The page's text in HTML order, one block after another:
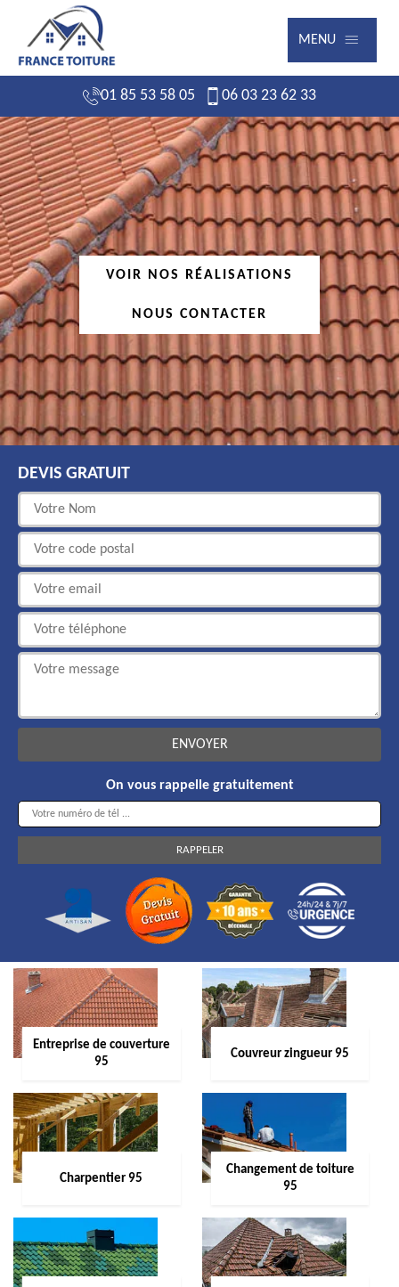
MENU
01 85 53 58 05 06 03 23 62 33
VOIR NOS RÉALISATIONS
NOUS CONTACTER
DEVIS GRATUIT
On vous rappelle gratuitement
Entreprise de couverture
95
Couvreur zingueur 95
Charpentier 95
Changement de toiture
95